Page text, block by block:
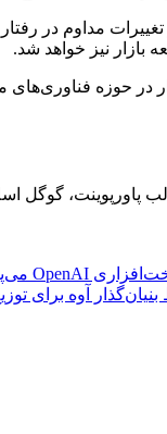
بازار نیز خواهد شد.
قالب پاورپوینت،